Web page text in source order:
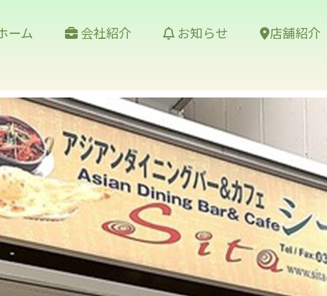
ーム 会社紹介 お知らせ 店舗紹介